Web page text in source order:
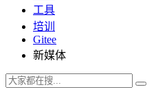
工具
培训
Gitee
新媒体